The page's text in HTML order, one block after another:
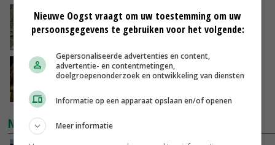
Emmeloord noteert eerste zaaiuien op
maximaal 20 euro
Spontane boerenacties in Twente en
Apeldoorn zetten de trend
NIEUWSTE VIDEO'S
Nieuwe Oogst vraagt om uw toestemming om uw
persoonsgegevens te gebruiken voor het volgende:
Gepersonaliseerde advertenties en content,
advertentie- en contentmetingen,
doelgroepenonderzoek en ontwikkeling van diensten
Informatie op een apparaat opslaan en/of openen
Meer informatie